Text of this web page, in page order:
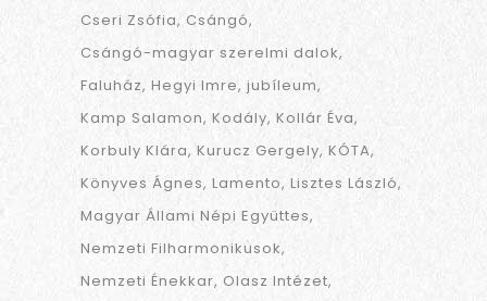
Cseri Zsófia Csángó
Csángó-magyar szerelmi dalok
Faluház Hegyi Imre jubíleum
Kamp Salamon Kodály Kollár Éva
Korbuly Klára Kurucz Gergely KÓTA
Könyves Ágnes Lamento Lisztes László
Magyar Állami Népi Együttes
Nemzeti Filharmonikusok
Nemzeti Énekkar Olasz Intézet